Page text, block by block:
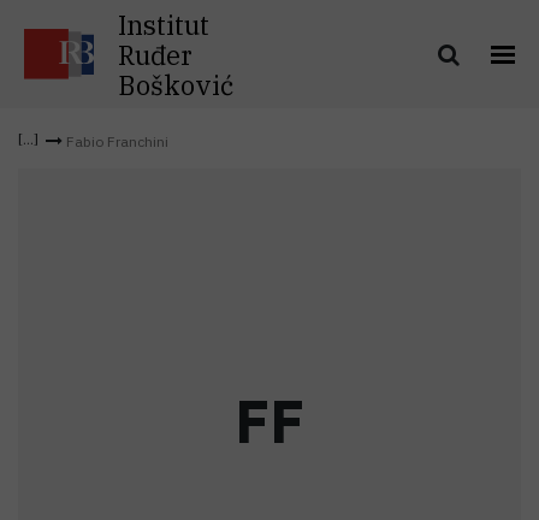
Institut
Ruđer
Bošković
Fabio Franchini
FF